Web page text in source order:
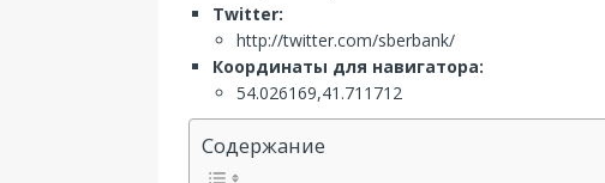
Twitter:
http://twitter.com/sberbank/
Координаты для навигатора:
54.026169,41.711712
Содержание